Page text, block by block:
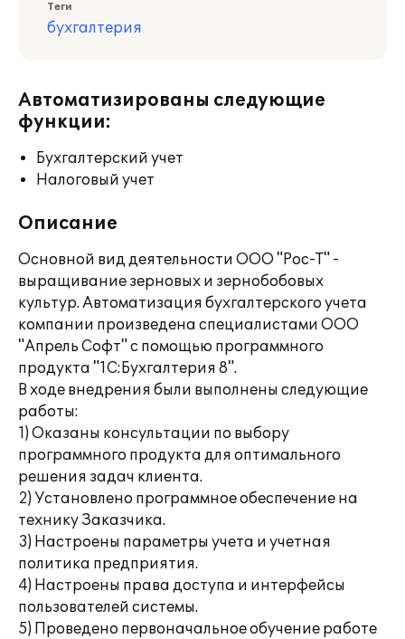
Теги
бухгалтерия
Автоматизированы следующие
функции:
Бухгалтерский учет
Налоговый учет
Описание
Основной вид деятельности ООО "Рос-Т" -
выращивание зерновых и зернобобовых
культур. Автоматизация бухгалтерского учета
компании произведена специалистами ООО
"Апрель Софт" с помощью программного
продукта "1С:Бухгалтерия 8".
В ходе внедрения были выполнены следующие
работы:
1) Оказаны консультации по выбору
программного продукта для оптимального
решения задач клиента.
2) Установлено программное обеспечение на
технику Заказчика.
3) Настроены параметры учета и учетная
политика предприятия.
4) Настроены права доступа и интерфейсы
пользователей системы.
5) Проведено первоначальное обучение работе